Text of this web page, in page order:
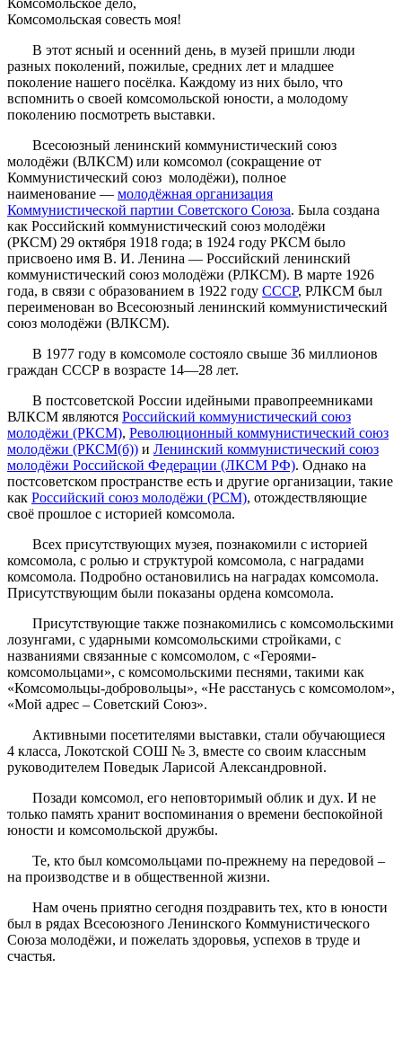
Комсомольское дело,
Комсомольская совесть моя!
В этот ясный и осенний день, в музей пришли люди
разных поколений, пожилые, средних лет и младшее
поколение нашего посёлка. Каждому из них было, что
вспомнить о своей комсомольской юности, а молодому
поколению посмотреть выставки.
Всесоюзный ленинский коммунистический союз
молодёжи (ВЛКСМ) или комсомол (сокращение от
Коммунистический союз молодёжи), полное
наименование — молодёжная организация
Коммунистической партии Советского Союза. Была создана
как Российский коммунистический союз молодёжи
(РКСМ) 29 октября 1918 года; в 1924 году РКСМ было
присвоено имя В. И. Ленина — Российский ленинский
коммунистический союз молодёжи (РЛКСМ). В марте 1926
года, в связи с образованием в 1922 году СССР, РЛКСМ был
переименован во Всесоюзный ленинский коммунистический
союз молодёжи (ВЛКСМ).
В 1977 году в комсомоле состояло свыше 36 миллионов
граждан СССР в возрасте 14—28 лет.
В постсоветской России идейными правопреемниками
ВЛКСМ являются Российский коммунистический союз
молодёжи (РКСМ), Революционный коммунистический союз
молодёжи (РКСМ(б)) и Ленинский коммунистический союз
молодёжи Российской Федерации (ЛКСМ РФ). Однако на
постсоветском пространстве есть и другие организации, такие
как Российский союз молодёжи (РСМ), отождествляющие
своё прошлое с историей комсомола.
Всех присутствующих музея, познакомили с историей
комсомола, с ролью и структурой комсомола, с наградами
комсомола. Подробно остановились на наградах комсомола.
Присутствующим были показаны ордена комсомола.
Присутствующие также познакомились с комсомольскими
лозунгами, с ударными комсомольскими стройками, с
названиями связанные с комсомолом, с «Героями-
комсомольцами», с комсомольскими песнями, такими как
«Комсомольцы-добровольцы», «Не расстанусь с комсомолом»,
«Мой адрес – Советский Союз».
Активными посетителями выставки, стали обучающиеся
4 класса, Локотской СОШ № 3, вместе со своим классным
руководителем Поведык Ларисой Александровной.
Позади комсомол, его неповторимый облик и дух. И не
только память хранит воспоминания о времени беспокойной
юности и комсомольской дружбы.
Те, кто был комсомольцами по-прежнему на передовой –
на производстве и в общественной жизни.
Нам очень приятно сегодня поздравить тех, кто в юности
был в рядах Всесоюзного Ленинского Коммунистического
Союза молодёжи, и пожелать здоровья, успехов в труде и
счастья.